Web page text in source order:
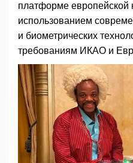
платформе европейской
использованием
и биометрических
требованиям ИКАО и